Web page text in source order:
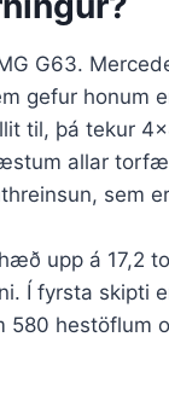
G63.
gefur honum
til, þá tekur
allar
sem
upp á 17,2
Í fyrsta skipti
580 hestöflum